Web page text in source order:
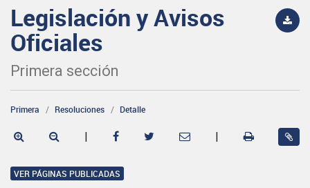
Legislación y Avisos
Oficiales
Primera sección
Primera Resoluciones Detalle
| |
VER PÁGINAS PUBLICADAS